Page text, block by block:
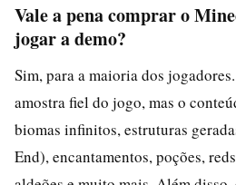
Vale a pena comprar o
jogar a demo?
Sim, para a maioria dos
amostra fiel do jogo, mas o
biomas infinitos, estruturas
End), encantamentos, poções,